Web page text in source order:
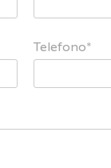
Telefono*